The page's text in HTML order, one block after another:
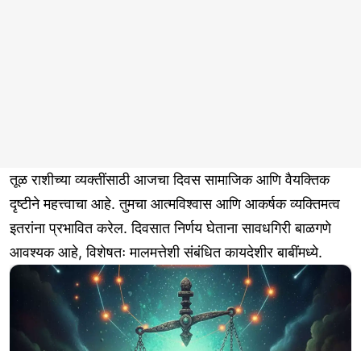
तूळ राशीच्या व्यक्तींसाठी आजचा दिवस सामाजिक आणि वैयक्तिक
दृष्टीने महत्त्वाचा आहे. तुमचा आत्मविश्वास आणि आकर्षक व्यक्तिमत्व
इतरांना प्रभावित करेल. दिवसात निर्णय घेताना सावधगिरी बाळगणे
आवश्यक आहे, विशेषतः मालमत्तेशी संबंधित कायदेशीर बाबींमध्ये.